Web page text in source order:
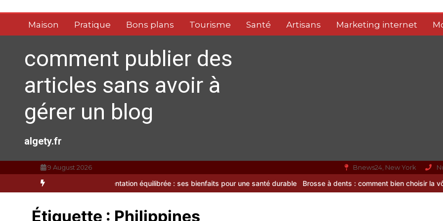
contenuMaison Pratique Bons plans Tourisme Santé Artisans Marketing internet
comment publier des
articles sans avoir à
gérer un blog
algety.fr
9 August 2026 Bnews24, New York
préparations Alimentation équilibrée : ses bienfaits pour une santé durable Brosse à dents : comment bien choisir la vôtre Meilleur
Étiquette : Philippines